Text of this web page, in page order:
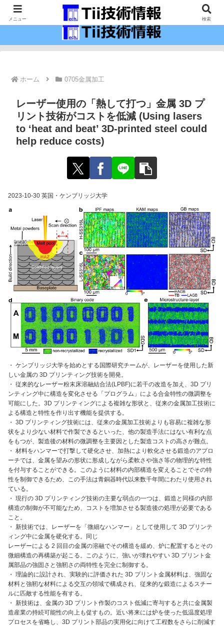
最新の科学技術の情報インフラ。
ホーム 0705金属加工
レーザー使用の「熱して打つ」金属 3D プ
リント技術がコストを低減 (Using lasers
to ‘heat and beat’ 3D-printed steel could
help reduce costs)
2023-10-30 英国・ケンブリッジ大学
・ ケンブリッジ大学を始めとする国際研究チームが、レーザーを使用した新
しい金属の 3D プリンティング技術を開発。
・ 従来的なレーザー粉末床溶融結合法(LPBF)に若干の改造を加え、3D プリ
ンティング中に構造を変化させる「プログラム」による合金特性の微調整を
可能にした。3D プリンティングによる複雑な形状と、従来の金属加工技術に
よる構造と特性を作り出す機能を提供する。
・ 3D プリンティング技術には、従来の金属加工技術よりも容易に複雑な形
状をより少ない材料で作製できるといった、他の製造手法にはない有利な点
をもつが、製造後の材料の微調整を主要因とした製造コストの高さが難点。
・ 材料をハンマーで打撃して硬化させ、加熱により軟化させる鍛造のアプロ
ーチでは、金属を望みの形状に形成しながら柔軟さや強さ等の物理的な特性
を付与することができる。このように材料の内部構造を変えることでその特
性を制御できるため、この手法は青銅器時代以来数千年間にわたり使用され
ている。
・ 現行の 3D プリンティング技術の主要な弱点の一つは、鍛造と同様の内部
構造の制御が不可能なため、コストを増加させる製造後の処理が必要である
こと。
・ 新技術では、レーザーを「微細なハンマー」として使用して 3D プリンテ
ィング中に金属を硬化する。同じ
レーザーによる 2 回目の金属の溶融でその構造を緩め、炉に配置するとその
微細構造の再構築が起こる。このように、強いが壊れやすい 3D プリント金
属部品の強固さと強靭さの両特性を完全に制御する。
・ 理論的に設計され、実験的に評価された 3D プリント金属材料は、強固な
材料と強靭な材料による交互の領域で構成され、従来的な鍛造によるスチー
ルに匹敵する性能を有する。
・ 新技術は、金属の 3D プリント作製のコスト低減に寄与すると共に金属製
造産業の持続可能性の向上も促すもの。近い将来には炉を使った低温度処理
プロセスを省略し、3D プリント部品の実用化に向けて工程数をさらに削減す
メニュー 検索